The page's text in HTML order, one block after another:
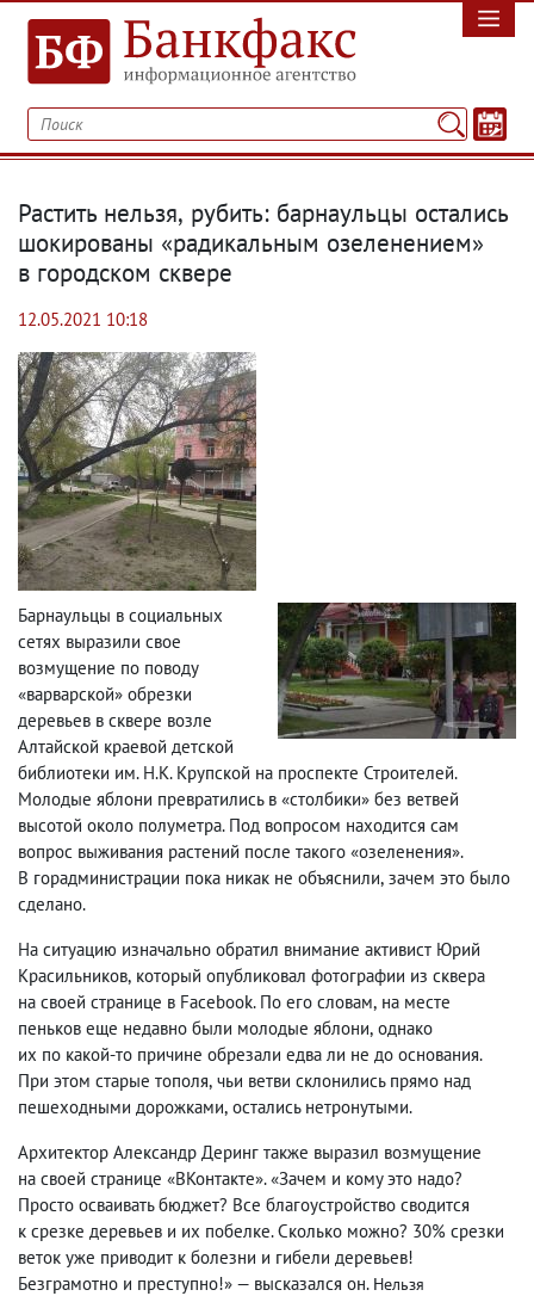
Растить нельзя, рубить: барнаульцы остались
шокированы «радикальным озеленением»
в городском сквере
12.05.2021 10:18
Барнаульцы в социальных
сетях выразили свое
возмущение по поводу
«варварской» обрезки
деревьев в сквере возле
Алтайской краевой детской
библиотеки им. Н.К. Крупской на проспекте Строителей.
Молодые яблони превратились в «столбики» без ветвей
высотой около полуметра. Под вопросом находится сам
вопрос выживания растений после такого «озеленения».
В горадминистрации пока никак не объяснили, зачем это было
сделано.
На ситуацию изначально обратил внимание активист Юрий
Красильников, который опубликовал фотографии из сквера
на своей странице в Facebook. По его словам, на месте
пеньков еще недавно были молодые яблони, однако
их по какой-то причине обрезали едва ли не до основания.
При этом старые тополя, чьи ветви склонились прямо над
пешеходными дорожками, остались нетронутыми.
Архитектор Александр Деринг также выразил возмущение
на своей странице «ВКонтакте». «Зачем и кому это надо?
Просто осваивать бюджет? Все благоустройство сводится
к срезке деревьев и их побелке. Сколько можно? 30% срезки
веток уже приводит к болезни и гибели деревьев!
Безграмотно и преступно!» — высказался он. Нельзя